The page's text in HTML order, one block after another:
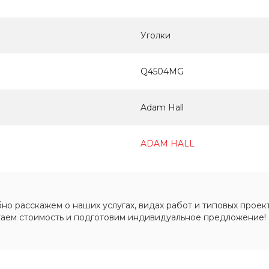
Уголки
Q4504MG
Adam Hall
ADAM HALL
расскажем о наших услугах, видах работ и типовых
стоимость и подготовим индивидуальное предложение!